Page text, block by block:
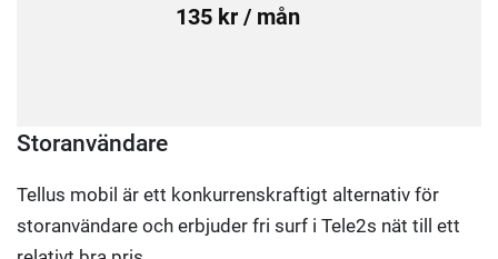
135 kr / mån
Storanvändare
Tellus mobil är ett konkurrenskraftigt alternativ för
storanvändare och erbjuder fri surf i Tele2s nät till ett